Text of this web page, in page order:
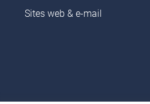
Sites web & e-mail